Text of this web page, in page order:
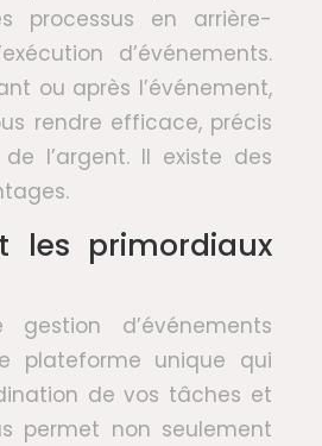
processus en arrière-
d’événements.
ou après l’événement,
rendre efficace, précis
l’argent. Il existe des
les primordiaux
d’événements
plateforme unique qui
de vos tâches et
permet non seulement